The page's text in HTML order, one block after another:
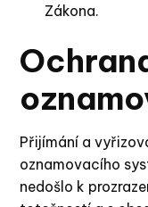
Zákona.
Přijímání a
oznamovacího
nedošlo k